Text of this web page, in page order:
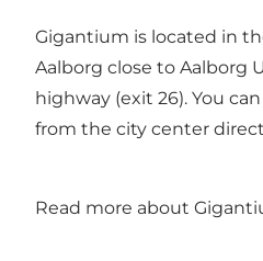
Gigantium is located in
Aalborg close to Aalborg
highway (exit 26). You
from the city center
Read more about